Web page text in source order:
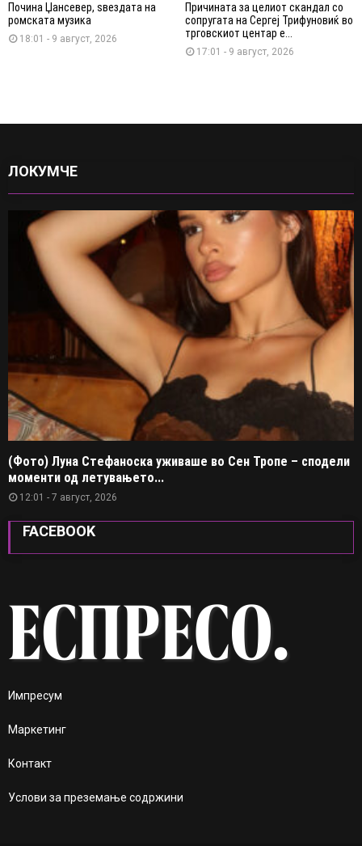
Почина Џансевер, ѕвездата на
ромската музика
18:01 - 9 август, 2026
Причината за целиот скандал со
сопругата на Сергеј Трифуновиќ во
трговскиот центар е...
17:01 - 9 август, 2026
ЛОКУМЧЕ
(Фото) Луна Стефаноска уживаше во Сен Тропе – сподели
моменти од летувањето...
12:01 - 7 август, 2026
FACEBOOK
Импресум
Маркетинг
Контакт
Услови за преземање содржини